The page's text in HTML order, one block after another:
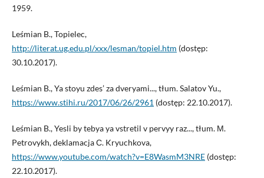
1959.
Leśmian B., Topielec,
http://literat.ug.edu.pl/xxx/lesman/topiel.htm (dostęp:
30.10.2017).
Leśmian B., Ya stoyu zdes’ za dveryami..., tłum. Salatov Yu.,
https://www.stihi.ru/2017/06/26/2961(dostęp: 22.10.2017).
Leśmian B., Yesli by tebya ya vstretil v pervyy raz..., tłum. М.
Petrovykh, deklamacja С. Kryuchkova,
https://www.youtube.com/watch?v=E8WasmM3NRE(dostęp:
22.10.2017).